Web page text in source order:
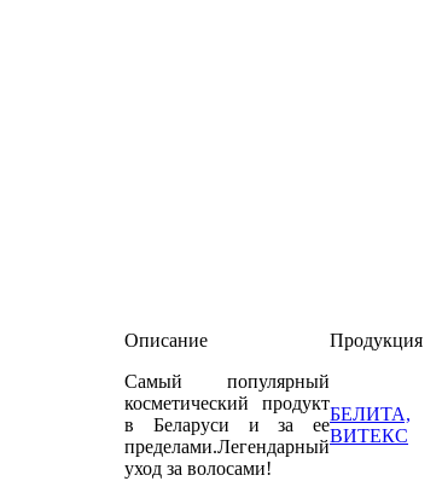
Описание Продукция
Самый популярный
косметический продукт
в Беларуси и за ее
пределами.Легендарный
уход за волосами!
БЕЛИТА,
ВИТЕКС